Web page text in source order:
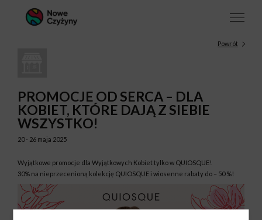
Powrót
PROMOCJE OD SERCA – DLA
KOBIET, KTÓRE DAJĄ Z SIEBIE
WSZYSTKO!
20 - 26 maja 2025
Wyjątkowe promocje dla Wyjątkowych Kobiet tylko w QUIOSQUE!
30% na nieprzecenioną kolekcję QUIOSQUE i wiosenne rabaty do – 50 %!